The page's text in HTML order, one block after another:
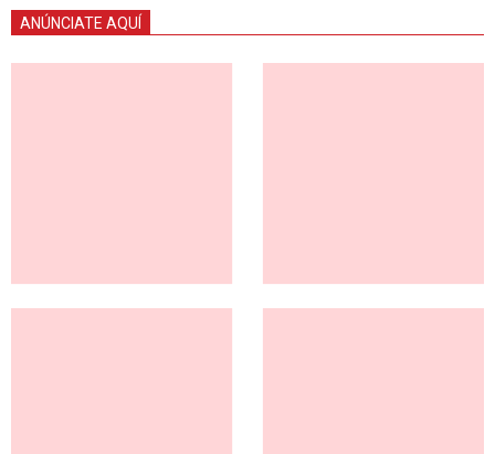
ANÚNCIATE AQUÍ